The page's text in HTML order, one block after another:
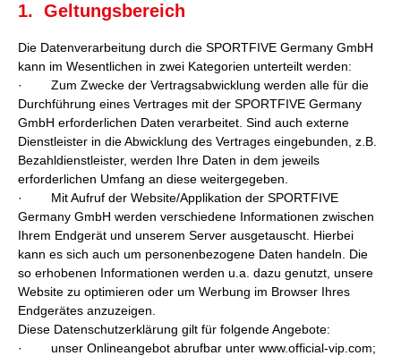
1. Geltungsbereich
Die Datenverarbeitung durch die SPORTFIVE Germany GmbH
kann im Wesentlichen in zwei Kategorien unterteilt werden:
· Zum Zwecke der Vertragsabwicklung werden alle für die
Durchführung eines Vertrages mit der SPORTFIVE Germany
GmbH erforderlichen Daten verarbeitet. Sind auch externe
Dienstleister in die Abwicklung des Vertrages eingebunden, z.B.
Bezahldienstleister, werden Ihre Daten in dem jeweils
erforderlichen Umfang an diese weitergegeben.
· Mit Aufruf der Website/Applikation der SPORTFIVE
Germany GmbH werden verschiedene Informationen zwischen
Ihrem Endgerät und unserem Server ausgetauscht. Hierbei
kann es sich auch um personenbezogene Daten handeln. Die
so erhobenen Informationen werden u.a. dazu genutzt, unsere
Website zu optimieren oder um Werbung im Browser Ihres
Endgerätes anzuzeigen.
Diese Datenschutzerklärung gilt für folgende Angebote:
· unser Onlineangebot abrufbar unter www.official-vip.com;